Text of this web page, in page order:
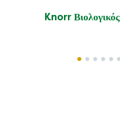
Knorr